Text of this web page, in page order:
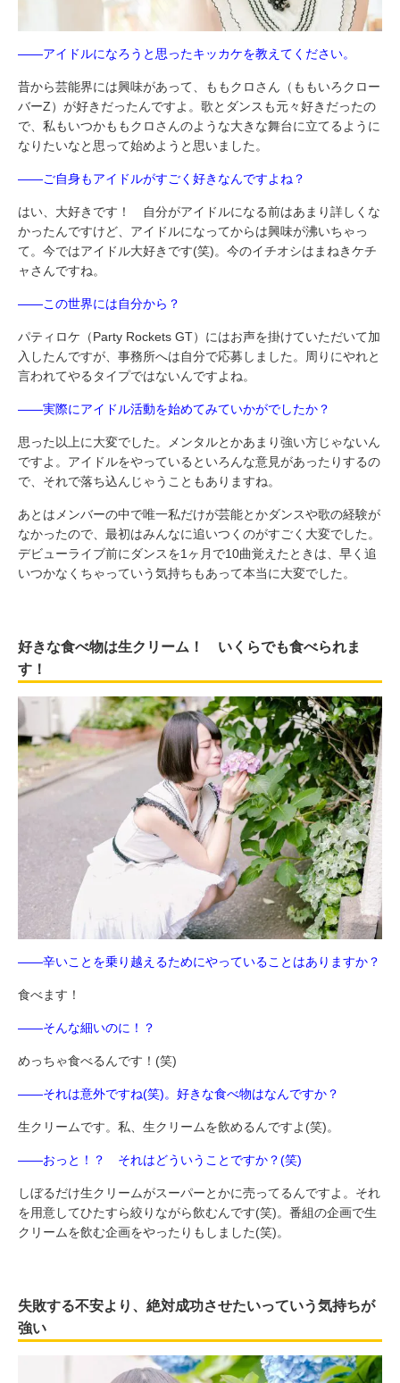
――アイドルになろうと思ったキッカケを教えてください。
昔から芸能界には興味があって、ももクロさん（ももいろクロー
バーZ）が好きだったんですよ。歌とダンスも元々好きだったの
で、私もいつかももクロさんのような大きな舞台に立てるように
なりたいなと思って始めようと思いました。
――ご自身もアイドルがすごく好きなんですよね？
はい、大好きです！ 自分がアイドルになる前はあまり詳しくな
かったんですけど、アイドルになってからは興味が沸いちゃっ
て。今ではアイドル大好きです(笑)。今のイチオシはまねきケチ
ャさんですね。
――この世界には自分から？
パティロケ（Party Rockets GT）にはお声を掛けていただいて加
入したんですが、事務所へは自分で応募しました。周りにやれと
言われてやるタイプではないんですよね。
――実際にアイドル活動を始めてみていかがでしたか？
思った以上に大変でした。メンタルとかあまり強い方じゃないん
ですよ。アイドルをやっているといろんな意見があったりするの
で、それで落ち込んじゃうこともありますね。
あとはメンバーの中で唯一私だけが芸能とかダンスや歌の経験が
なかったので、最初はみんなに追いつくのがすごく大変でした。
デビューライブ前にダンスを1ヶ月で10曲覚えたときは、早く追
いつかなくちゃっていう気持ちもあって本当に大変でした。
好きな食べ物は生クリーム！ いくらでも食べられま
す！
――辛いことを乗り越えるためにやっていることはありますか？
食べます！
――そんな細いのに！？
めっちゃ食べるんです！(笑)
――それは意外ですね(笑)。好きな食べ物はなんですか？
生クリームです。私、生クリームを飲めるんですよ(笑)。
――おっと！？ それはどういうことですか？(笑)
しぼるだけ生クリームがスーパーとかに売ってるんですよ。それ
を用意してひたすら絞りながら飲むんです(笑)。番組の企画で生
クリームを飲む企画をやったりもしました(笑)。
失敗する不安より、絶対成功させたいっていう気持ちが
強い